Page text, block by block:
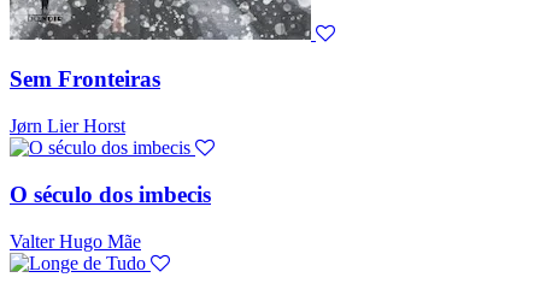
Sem Fronteiras
Jørn Lier Horst
O século dos imbecis
Valter Hugo Mãe